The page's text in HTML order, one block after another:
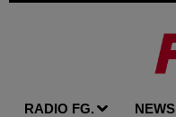
RADIO FG. NEWS